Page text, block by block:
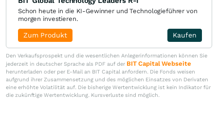
Schon heute in die KI-Gewinner und Technologieführer von
morgen investieren.
Kaufen
Zum Produkt
Den Verkaufsprospekt und die wesentlichen Anlegerinformationen können Sie
jederzeit in deutscher Sprache als PDF auf der BIT Capital Webseite
herunterladen oder per E-Mail an BIT Capital anfordern. Die Fonds weisen
aufgrund ihrer Zusammensetzung und des möglichen Einsatzes von Derivaten
eine erhöhte Volatilität auf. Die bisherige Wertentwicklung ist kein Indikator für
die zukünftige Wertentwicklung. Kursverluste sind möglich.